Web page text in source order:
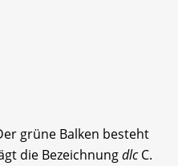
grüne Balken besteht
die BezeichnungdlcC.